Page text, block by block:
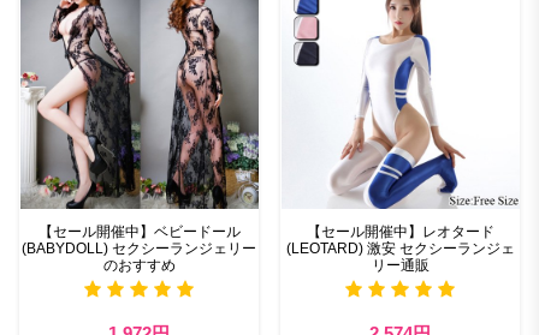
【セール開催中】ベビードール
(BABYDOLL) セクシーランジェリー
のおすすめ
【セール開催中】レオタード
(LEOTARD) 激安 セクシーランジェ
リー通販